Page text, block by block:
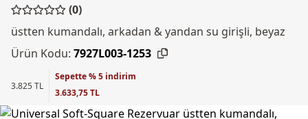
(0)
üstten kumandalı, arkadan & yandan su girişli, beyaz
Ürün Kodu: 7927L003-1253
3.825 TL
Sepette % 5 indirim
3.633,75 TL